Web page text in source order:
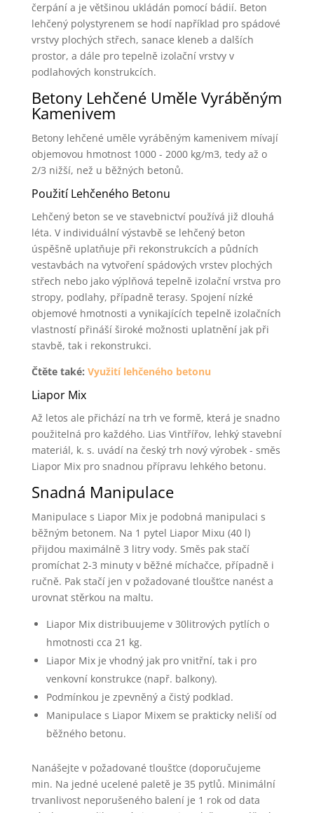
čerpání a je většinou ukládán pomocí bádií. Beton
lehčený polystyrenem se hodí například pro spádové
vrstvy plochých střech, sanace kleneb a dalších
prostor, a dále pro tepelně izolační vrstvy v
podlahových konstrukcích.
Betony Lehčené Uměle Vyráběným
Kamenivem
Betony lehčené uměle vyráběným kamenivem mívají
objemovou hmotnost 1000 - 2000 kg/m3, tedy až o
2/3 nižší, než u běžných betonů.
Použití Lehčeného Betonu
Lehčený beton se ve stavebnictví používá již dlouhá
léta. V individuální výstavbě se lehčený beton
úspěšně uplatňuje při rekonstrukcích a půdních
vestavbách na vytvoření spádových vrstev plochých
střech nebo jako výplňová tepelně izolační vrstva pro
stropy, podlahy, případně terasy. Spojení nízké
objemové hmotnosti a vynikajících tepelně izolačních
vlastností přináší široké možnosti uplatnění jak při
stavbě, tak i rekonstrukci.
Čtěte také: Využití lehčeného betonu
Liapor Mix
Až letos ale přichází na trh ve formě, která je snadno
použitelná pro každého. Lias Vintřířov, lehký stavební
materiál, k. s. uvádí na český trh nový výrobek - směs
Liapor Mix pro snadnou přípravu lehkého betonu.
Snadná Manipulace
Manipulace s Liapor Mix je podobná manipulaci s
běžným betonem. Na 1 pytel Liapor Mixu (40 l)
přijdou maximálně 3 litry vody. Směs pak stačí
promíchat 2-3 minuty v běžné míchačce, případně i
ručně. Pak stačí jen v požadované tloušťce nanést a
urovnat stěrkou na maltu.
Liapor Mix distribuujeme v 30litrových pytlích o
hmotnosti cca 21 kg.
Liapor Mix je vhodný jak pro vnitřní, tak i pro
venkovní konstrukce (např. balkony).
Podmínkou je zpevněný a čistý podklad.
Manipulace s Liapor Mixem se prakticky neliší od
běžného betonu.
Nanášejte v požadované tloušťce (doporučujeme
min. Na jedné ucelené paletě je 35 pytlů. Minimální
trvanlivost neporušeného balení je 1 rok od data